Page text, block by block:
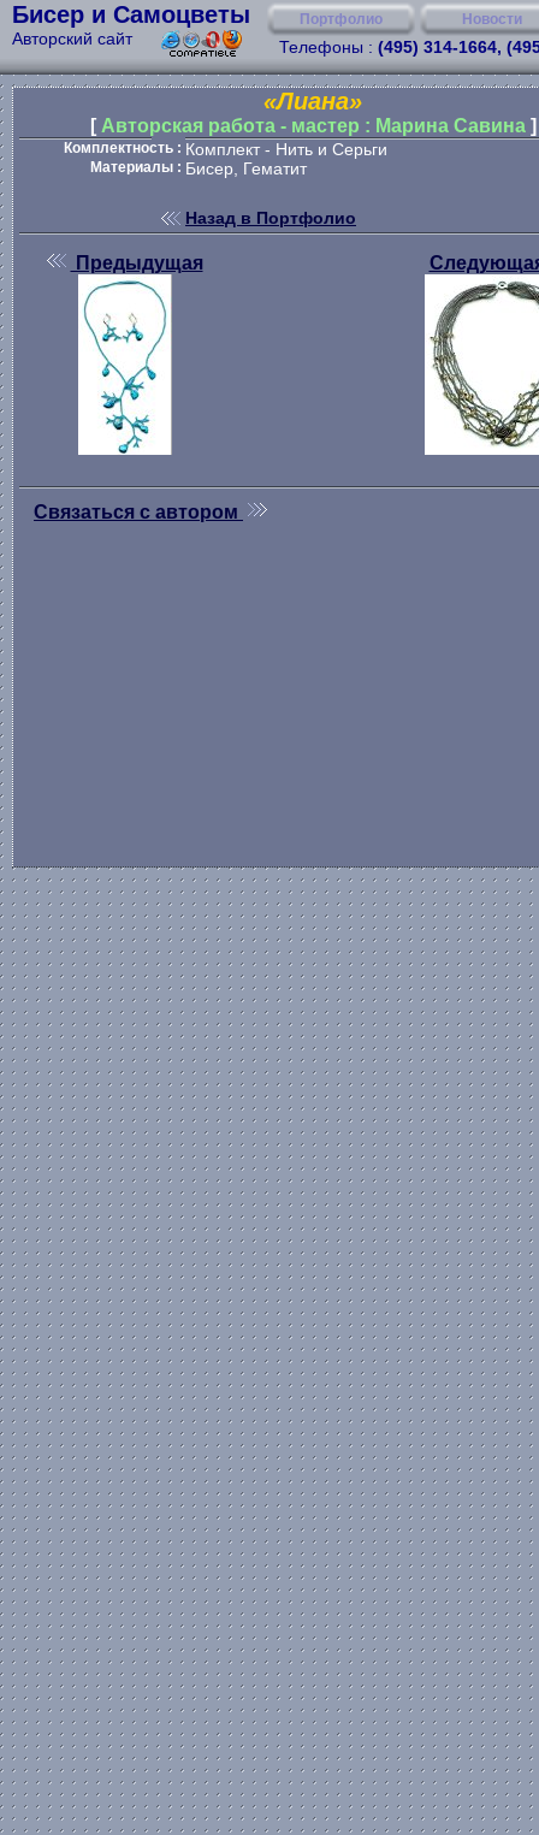
Бисер и Самоцветы
Авторский сайт
Портфолио Новости
Телефоны : (495) 314-1664,
«Лиана»
[Авторская работа - мастер : Марина Савина ]
Комплектность : Комплект - Нить и Серьги
Материалы : Бисер, Гематит
Назад в Портфолио
Предыдущая
Связаться с автором